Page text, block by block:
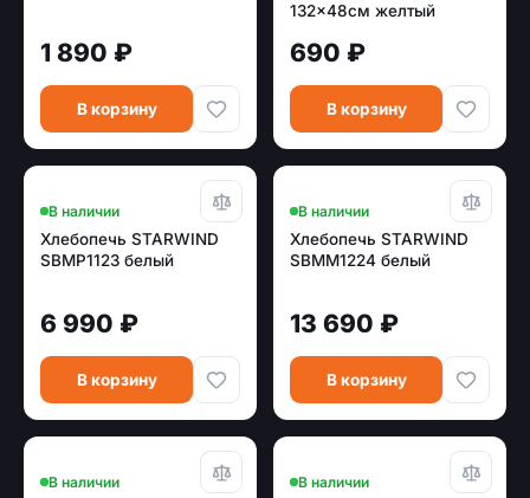
1 890 ₽
В корзину
132x48см желтый
690 ₽
В корзину
В наличии
Хлебопечь STARWIND
SBMP1123 белый
6 990 ₽
В корзину
В наличии
Хлебопечь STARWIND
SBMM1224 белый
13 690 ₽
В корзину
В наличии В наличии